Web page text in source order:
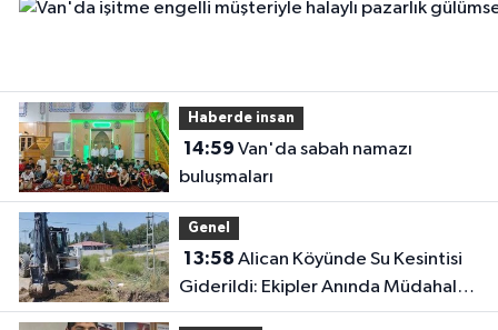
Haberde insan
14:59
buluşmaları
Genel
13:58
Giderildi: Ekipler Anında Müdahale
Etti